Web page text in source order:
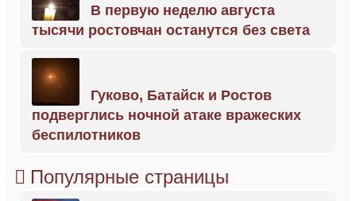
В первую неделю августа
тысячи ростовчан останутся без света
Гуково, Батайск и Ростов
подверглись ночной атаке вражеских
беспилотников
Популярные страницы